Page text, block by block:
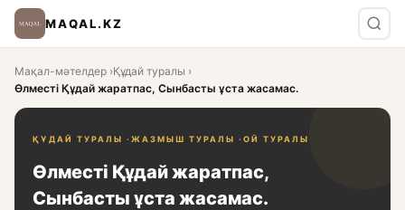
MAQAL.KZ
Мақал-мәтелдер ›Құдай туралы ›
Өлместі Құдай жаратпас, Сынбасты ұста жасамас.
ҚҰДАЙ ТУРАЛЫ · ЖАЗМЫШ ТУРАЛЫ · ОЙ ТУРАЛЫ
Өлместі Құдай жаратпас,
Сынбасты ұста жасамас.